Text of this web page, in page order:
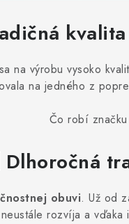
na výrobu vysoko
na jedného z
Čo robí
Dlhoročná
obuvi. Už od
rozvíja a